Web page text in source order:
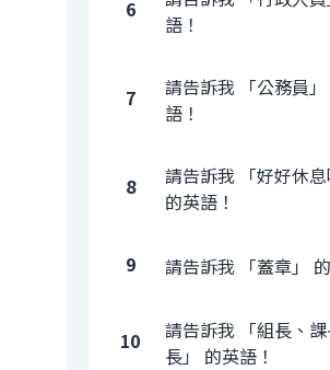
6
語！
7
請告訴我 「公務員
語！
8
請告訴我 「好好休息
的英語！
9 請告訴我 「蓋章」
10
請告訴我 「組長、
長」 的英語！